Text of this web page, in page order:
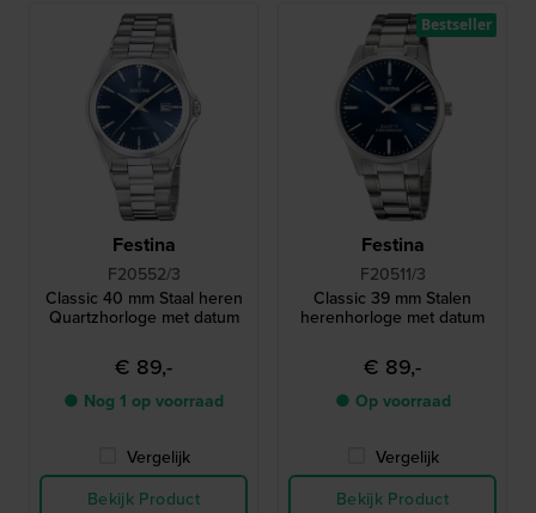
Festina
F20552/3
Classic 40 mm Staal heren
Quartzhorloge met datum
€ 89,-
● Nog 1 op voorraad
Vergelijk
Bekijk Product
Festina
F20511/3
Classic 39 mm Stalen
herenhorloge met datum
€ 89,-
● Op voorraad
Vergelijk
Bekijk Product
Bestseller